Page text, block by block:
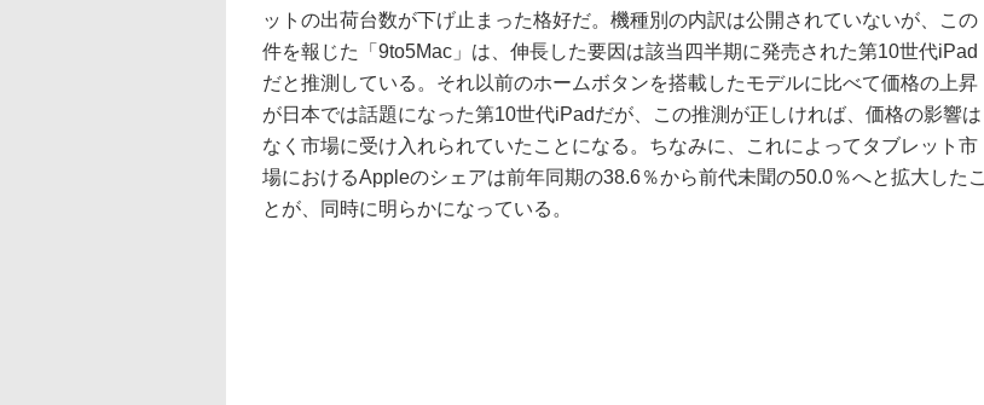
ットの出荷台数が下げ止まった格好だ。機種別の内訳は公開されていないが、この
件を報じた「9to5Mac」は、伸長した要因は該当四半期に発売された第10世代iPad
だと推測している。それ以前のホームボタンを搭載したモデルに比べて価格の上昇
が日本では話題になった第10世代iPadだが、この推測が正しければ、価格の影響は
なく市場に受け入れられていたことになる。ちなみに、これによってタブレット市
場におけるAppleのシェアは前年同期の38.6％から前代未聞の50.0％へと拡大したこ
とが、同時に明らかになっている。